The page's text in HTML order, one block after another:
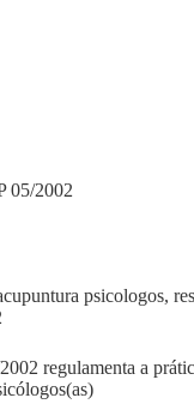
05/2002
psicologos,
regulamenta a